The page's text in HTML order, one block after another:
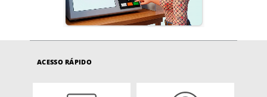
ACESSO RÁPIDO